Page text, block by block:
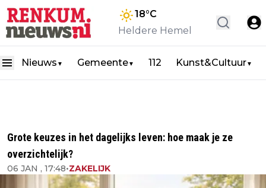
18°C
Heldere Hemel
Nieuws ▼ Gemeente▼ 112 Kunst&Cultuur▼
Grote keuzes in het dagelijks leven: hoe maak je ze
overzichtelijk?
06 JAN , 17:48•ZAKELIJK